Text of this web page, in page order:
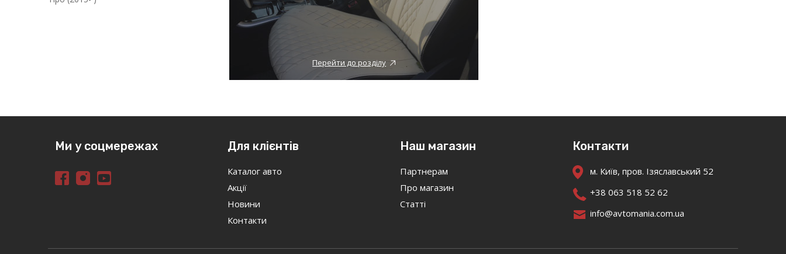
Перейти до розділу
Ми у соцмережах Для клієнтів
Каталог авто
Акції
Новини
Контакти
Наш магазин
Партнерам
Про магазин
Статті
Контакти
м. Київ, пров. Ізяславський 52
+38 063 518 52 62
info@avtomania.com.ua